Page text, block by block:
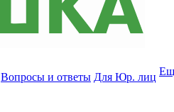
Вопросы и ответы Для Юр. лиц